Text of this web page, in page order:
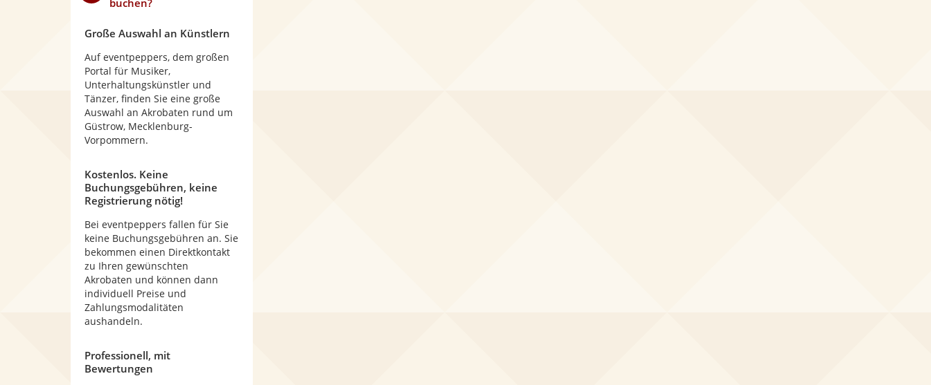
buchen?
Große Auswahl an Künstlern
Auf eventpeppers, dem großen
Portal für Musiker,
Unterhaltungskünstler und
Tänzer, finden Sie eine große
Auswahl an Akrobaten rund um
Güstrow, Mecklenburg-
Vorpommern.
Kostenlos. Keine
Buchungsgebühren, keine
Registrierung nötig!
Bei eventpeppers fallen für Sie
keine Buchungsgebühren an. Sie
bekommen einen Direktkontakt
zu Ihren gewünschten
Akrobaten und können dann
individuell Preise und
Zahlungsmodalitäten
aushandeln.
Professionell, mit
Bewertungen